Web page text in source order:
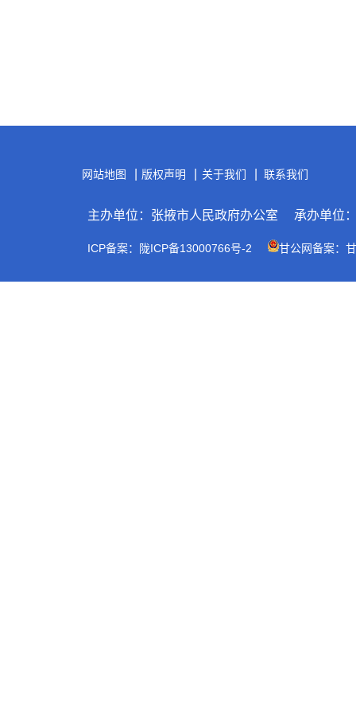
网站地图 版权声明 关于我们 联系我们
主办单位：张掖市人民政府办公室 承办单位
ICP备案：陇ICP备13000766号-2 甘公网备案：